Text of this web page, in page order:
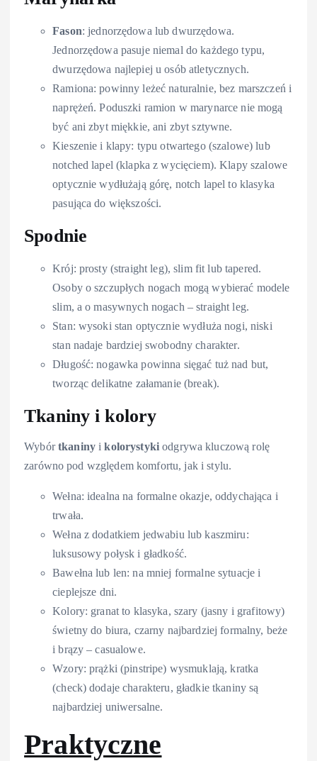
Fason: jednorzędowa lub dwurzędowa.
Jednorzędowa pasuje niemal do każdego typu,
dwurzędowa najlepiej u osób atletycznych.
Ramiona: powinny leżeć naturalnie, bez marszczeń i
naprężeń. Poduszki ramion w marynarce nie mogą
być ani zbyt miękkie, ani zbyt sztywne.
Kieszenie i klapy: typu otwartego (szalowe) lub
notched lapel (klapka z wycięciem). Klapy szalowe
optycznie wydłużają górę, notch lapel to klasyka
pasująca do większości.
Spodnie
Krój: prosty (straight leg), slim fit lub tapered.
Osoby o szczupłych nogach mogą wybierać modele
slim, a o masywnych nogach – straight leg.
Stan: wysoki stan optycznie wydłuża nogi, niski
stan nadaje bardziej swobodny charakter.
Długość: nogawka powinna sięgać tuż nad but,
tworząc delikatne załamanie (break).
Tkaniny i kolory
Wybórtkaninyikolorystykiodgrywa kluczową rolę
zarówno pod względem komfortu, jak i stylu.
Wełna: idealna na formalne okazje, oddychająca i
trwała.
Wełna z dodatkiem jedwabiu lub kaszmiru:
luksusowy połysk i gładkość.
Bawełna lub len: na mniej formalne sytuacje i
cieplejsze dni.
Kolory: granat to klasyka, szary (jasny i grafitowy)
świetny do biura, czarny najbardziej formalny, beże
i brązy – casualowe.
Wzory: prążki (pinstripe) wysmuklają, kratka
(check) dodaje charakteru, gładkie tkaniny są
najbardziej uniwersalne.
Praktyczne